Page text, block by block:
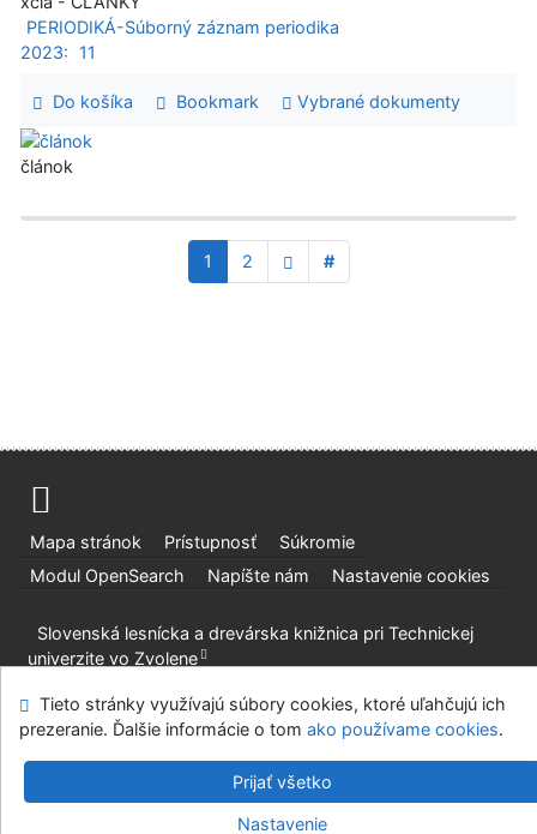
PERIODIKÁ-Súborný záznam periodika
2023:
11
Do košíka Bookmark Vybrané dokumenty
článok
1 2 #
Mapa stránok Prístupnosť
Súkromie
Modul OpenSearch
Napíšte nám Nastavenie cookies
Slovenská lesnícka a drevárska knižnica pri Technickej
univerzite vo Zvolene
©1993-2026
IPACv.4.8.63a Cosmotron Slovakia, s.r.o.
Tieto stránky využívajú súbory cookies, ktoré uľahčujú ich
prezeranie. Ďalšie informácie o tom ako používame cookies.
Prijať všetko
Nastavenie